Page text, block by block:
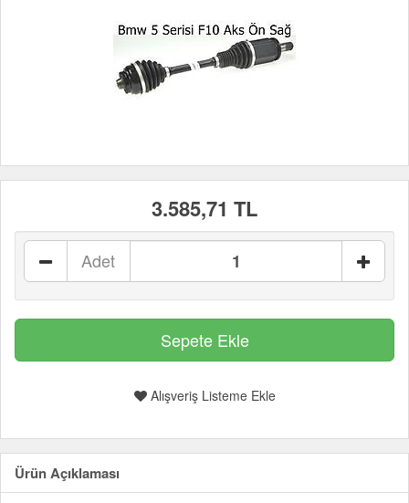
3.585,71 TL
Adet
Alışveriş Listeme Ekle
Ürün Açıklaması